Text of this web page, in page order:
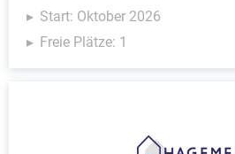
Start: Oktober 2026
Freie Plätze: 1